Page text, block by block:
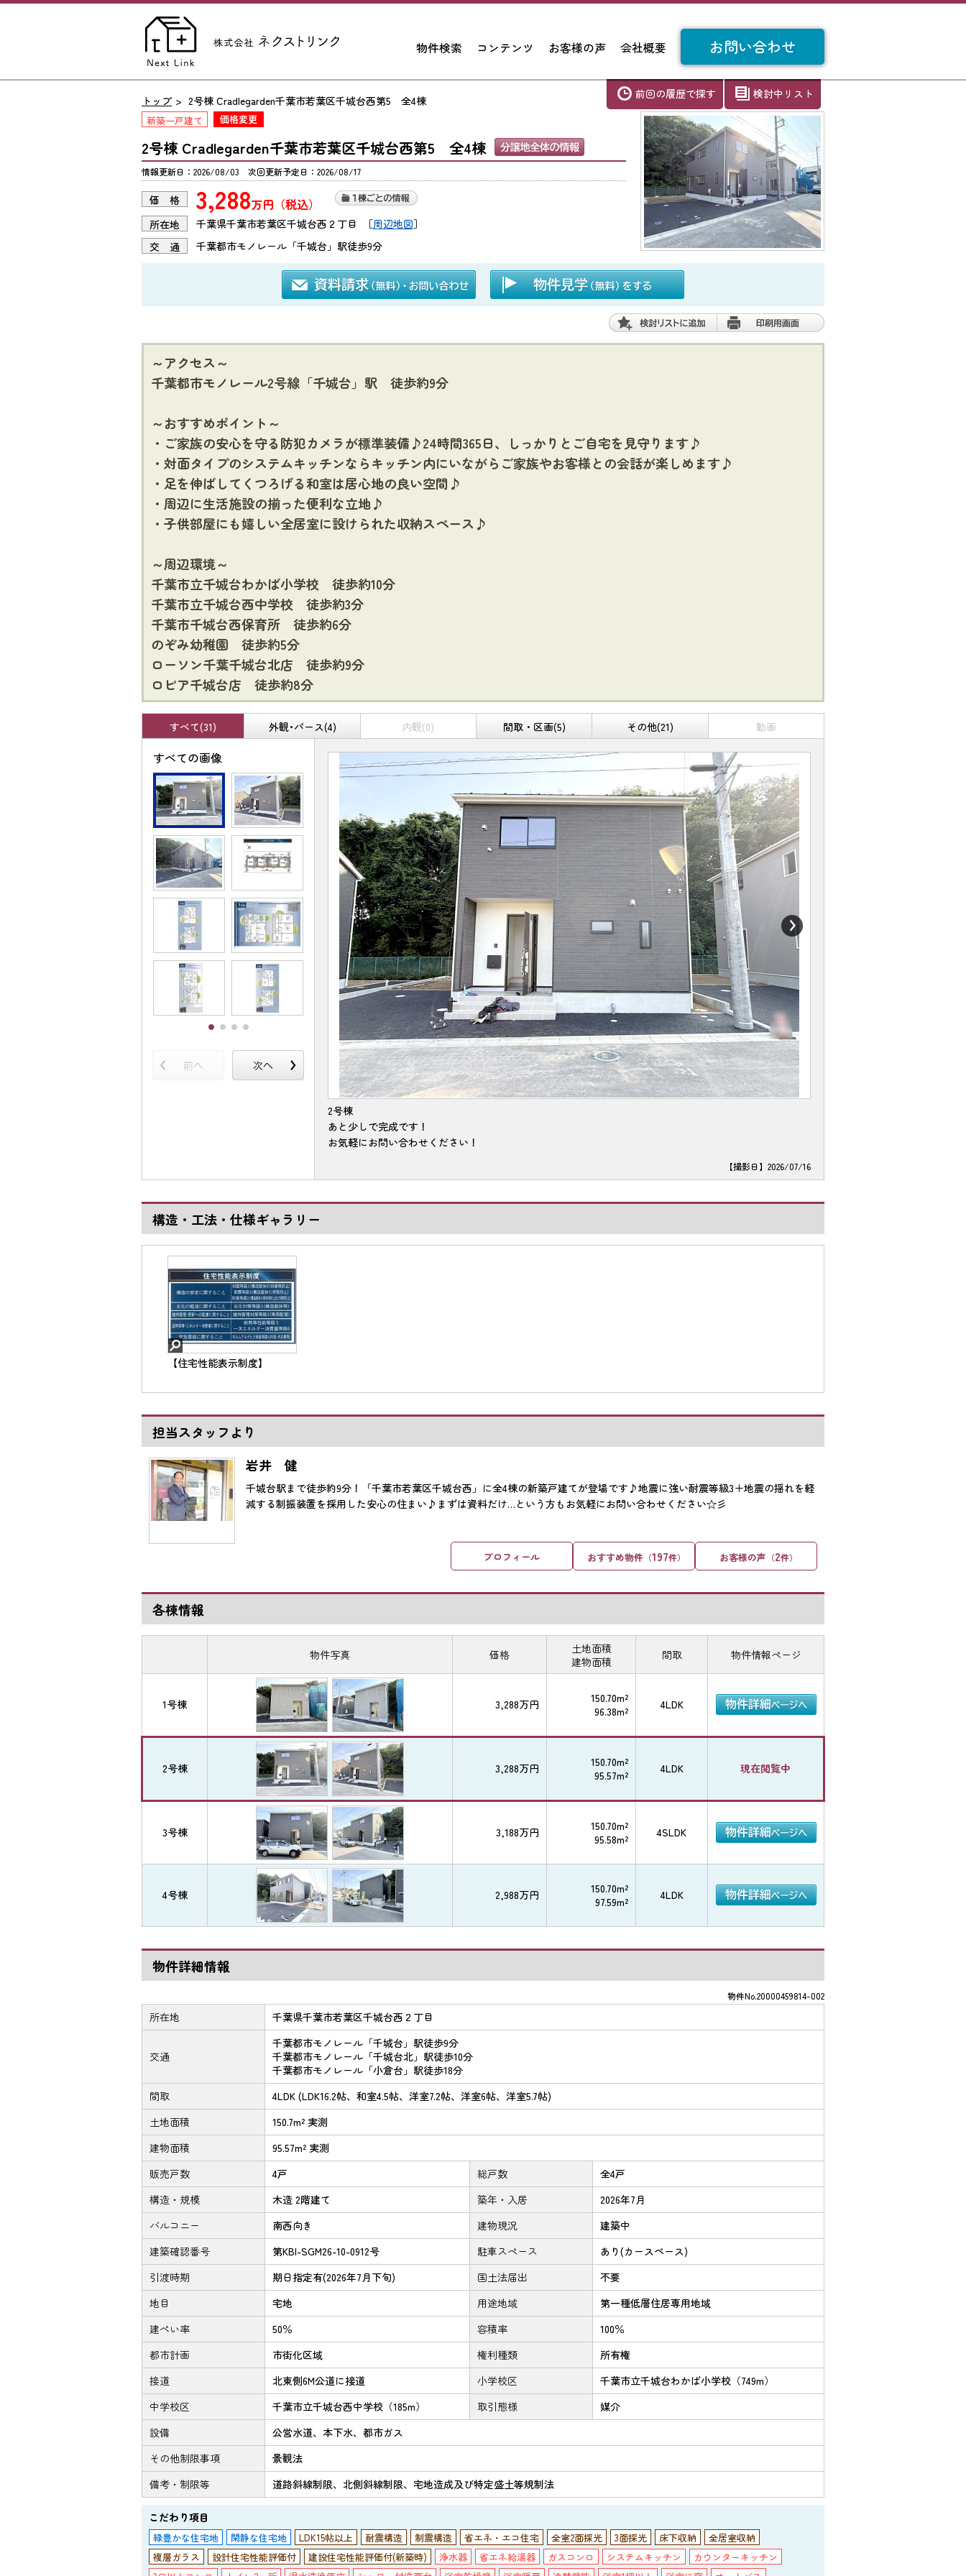
物件検索 コンテンツ お客様の声 会社概要 お問い合わせ
前回の履歴で探す 検討中リスト
トップ 2号棟 Cradlegarden千葉市若葉区千城台西第5 全4棟
新築一戸建て
2号棟 Cradlegarden千葉市若葉区千城台西第5 全4棟
情報更新日：2026/08/03 次回更新予定日：2026/08/17
価 格 3,288万円（税込）
所在地 千葉県千葉市若葉区千城台西２丁目 ［周辺地図］
交 通
千葉都市モノレール「千城台」駅徒歩9分
～アクセス～
千葉都市モノレール2号線「千城台」駅 徒歩約9分
～おすすめポイント～
・ご家族の安心を守る防犯カメラが標準装備♪24時間365日、しっかりとご自宅を見守ります♪
・対面タイプのシステムキッチンならキッチン内にいながらご家族やお客様との会話が楽しめます♪
・足を伸ばしてくつろげる和室は居心地の良い空間♪
・周辺に生活施設の揃った便利な立地♪
・子供部屋にも嬉しい全居室に設けられた収納スペース♪
～周辺環境～
千葉市立千城台わかば小学校 徒歩約10分
千葉市立千城台西中学校 徒歩約3分
千葉市千城台西保育所 徒歩約6分
のぞみ幼稚園 徒歩約5分
ローソン千葉千城台北店 徒歩約9分
ロピア千城台店 徒歩約8分
すべて(31) 外観･パース(4) 内観(0) 間取・区画(5) その他(21) 動画
すべての画像
2号棟
あと少しで完成です！
お気軽にお問い合わせください！
【撮影日】2026/07/16
構造・工法・仕様ギャラリー
【住宅性能表示制度】
担当スタッフより
岩井 健
千城台駅まで徒歩約9分！「千葉市若葉区千城台西」に全4棟の新築戸建てが登場です♪地震に強い耐震等級3＋地震の揺れを軽
減する制振装置を採用した安心の住まい♪まずは資料だけ…という方もお気軽にお問い合わせください☆彡
プロフィール おすすめ物件（197件） お客様の声 （2件）
各棟情報
物件写真 価格
土地面積
建物面積
間取 物件情報ページ
1号棟 3,288万円
150.70m²
96.38m²
4LDK
2号棟 3,288万円
150.70m²
95.57m²
4LDK 現在閲覧中
3号棟 3,188万円
150.70m²
95.58m²
4SLDK
4号棟 2,988万円
150.70m²
97.59m²
4LDK
物件詳細情報
物件No.20000459814-002
所在地 千葉県千葉市若葉区千城台西２丁目
交通
千葉都市モノレール「千城台」駅徒歩9分
千葉都市モノレール「千城台北」駅徒歩10分
千葉都市モノレール「小倉台」駅徒歩18分
間取
4LDK (LDK16.2帖、和室4.5帖、洋室7.2帖、洋室6帖、洋室5.7帖)
土地面積
150.7m² 実測
建物面積
95.57m² 実測
販売戸数
4戸 総戸数
全4戸
構造・規模
木造 2階建て 築年・入居
2026年7月
バルコニー
南西向き 建物現況
建築中
建築確認番号
第KBI-SGM26-10-0912号 駐車スペース
あり(カースペース)
引渡時期
期日指定有(2026年7月下旬) 国土法届出
不要
地目
宅地 用途地域
第一種低層住居専用地域
建ぺい率
50％ 容積率
100％
都市計画
市街化区域 権利種類
所有権
接道
北東側6M公道に接道 小学校区
千葉市立千城台わかば小学校（749m）
中学校区
千葉市立千城台西中学校（185m） 取引態様
媒介
設備
公営水道、本下水、都市ガス
その他制限事項
景観法
備考・制限等
道路斜線制限、北側斜線制限、宅地造成及び特定盛土等規制法
こだわり項目
緑豊かな住宅地 閑静な住宅地 LDK15帖以上 耐震構造 制震構造 省エネ・エコ住宅 全室2面採光 3面採光 床下収納
全居室収納
複層ガラス
設計住宅性能評価付 建設住宅性能評価付(新築時) 浄水器 省エネ給湯器 ガスコンロ システムキッチン
カウンターキッチン